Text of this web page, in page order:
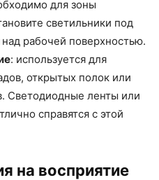
для зоны
светильники под
рабочей поверхностью.
: используется для
открытых полок или
Светодиодные ленты или
справятся с этой
на восприятие